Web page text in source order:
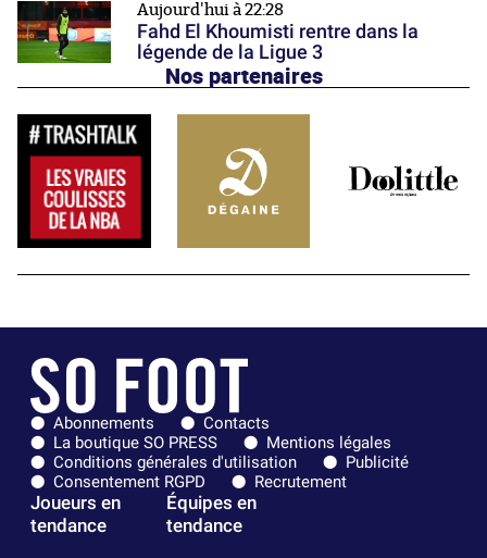
Aujourd'hui à 22:28
Fahd El Khoumisti rentre dans la
légende de la Ligue 3
Nos partenaires
Abonnements
Contacts
La boutique SO PRESS
Mentions légales
Conditions générales d'utilisation
Publicité
Consentement RGPD
Recrutement
Joueurs en
tendance
Équipes en
tendance